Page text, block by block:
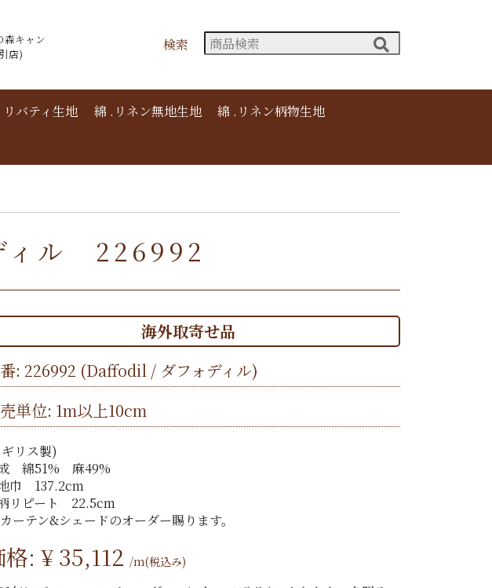
キャン
店)
検索
リバティ生地 綿 .リネン無地生地
綿 .リネン柄物生地
ィル 226992
海外取寄せ品
: 226992 (Daffodil / ダフォディル)
単位: 1m以上10cm
ギリス製)
綿51% 麻49%
巾 137.2cm
リピート 22.5cm
ーテン&シェードのオーダー賜ります。
格: ¥35,112 /m(税込み)